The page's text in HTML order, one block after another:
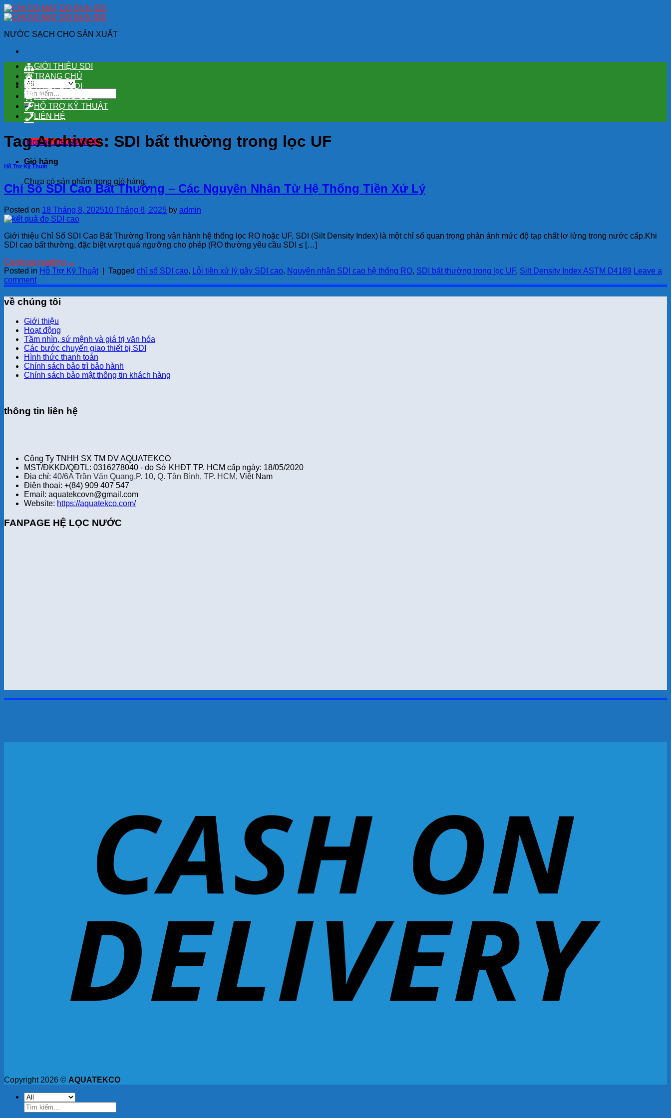
Skip
to
NƯỚC SẠCH CHO SẢN XUẤT
Tìm
kiếm:
Hotline: 0909407547
Giỏ hàng
Chưa có sản phẩm trong giỏ hàng.
GIỚI THIỆU SDI
TRANG CHỦ
THIẾT BỊ SDI
PHỤ TÙNG SDI
HỖ TRỢ KỸ THUẬT
LIÊN HỆ
Tag Archives: SDI bất thường trong lọc UF
Hỗ Trợ Kỹ Thuật
Chỉ Số SDI Cao Bất Thường – Các Nguyên Nhân Từ Hệ Thống Tiền Xử Lý
Posted on 18 Tháng 8, 202510 Tháng 8, 2025 by admin
Giới thiệu Chỉ Số SDI Cao Bất Thường Trong vận hành hệ thống lọc RO hoặc UF, SDI (Silt Density Index) là một chỉ số quan trọng phản ánh mức độ tạp chất lơ lửng trong nước cấp.Khi
SDI cao bất thường, đặc biệt vượt quá ngưỡng cho phép (RO thường yêu cầu SDI ≤ […]
Continue reading →
Posted in Hỗ Trợ Kỹ Thuật Tagged chỉ số SDI cao, Lỗi tiền xử lý gây SDI cao, Nguyên nhân SDI cao hệ thống RO, SDI bất thường trong lọc UF, Silt Density Index ASTM D4189 Leave a
comment
về chúng tôi
Giới thiệu
Hoạt động
Tầm nhìn, sứ mệnh và giá trị văn hóa
Các bước chuyển giao thiết bị SDI
Hình thức thanh toán
Chính sách bảo trì bảo hành
Chính sách bảo mật thông tin khách hàng
thông tin liên hệ
Công Ty TNHH SX TM DV AQUATEKCO
MST/ĐKKD/QĐTL: 0316278040 - do Sở KHĐT TP. HCM cấp ngày: 18/05/2020
Địa chỉ: 40/6A Trần Văn Quang,P. 10, Q. Tân Bình, TP. HCM, Việt Nam
Điện thoại: +(84) 909 407 547
Email: aquatekcovn@gmail.com
Website: https://aquatekco.com/
FANPAGE HỆ LỌC NƯỚC
Copyright 2026 © AQUATEKCO
Tìm
kiếm: